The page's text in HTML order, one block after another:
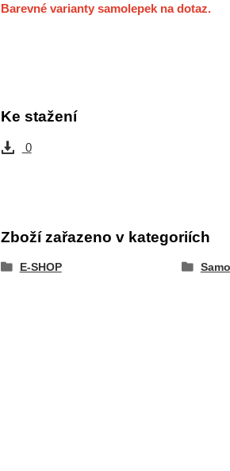
Barevné varianty samolepek na dotaz.
Ke stažení
0
Zboží zařazeno v kategoriích
E-SHOP